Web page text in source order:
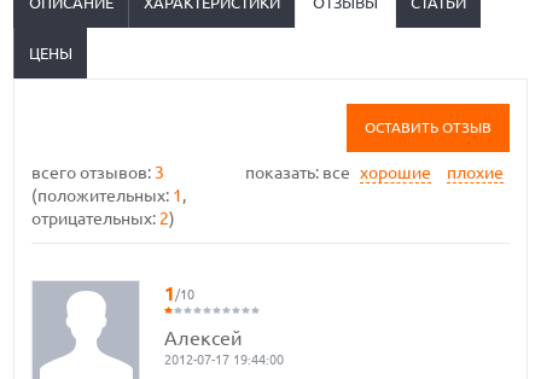
ЦЕНЫ
ОСТАВИТЬ ОТЗЫВ
показать: все хорошие плохие
всего отзывов: 3
(положительных: 1,
отрицательных: 2)
1/10
Алексей
2012-07-17 19:44:00